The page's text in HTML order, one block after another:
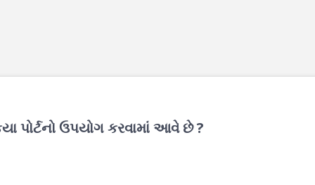
પોર્ટનો ઉપયોગ કરવામાં આવે છે ?